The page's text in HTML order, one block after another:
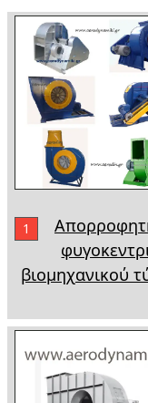
1
βιομηχανικού